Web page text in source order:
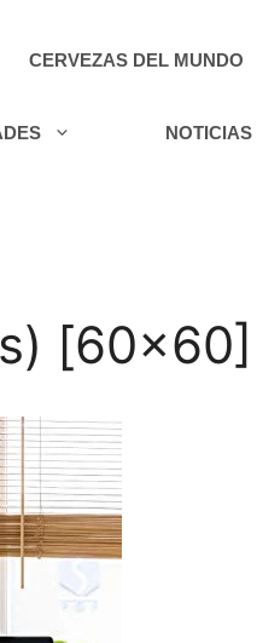
CERVEZAS DEL MUNDO
NOTICIAS
[60×60]